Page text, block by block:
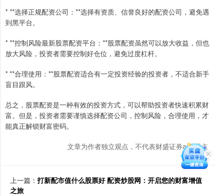
* **选择正规配资公司：**选择有资质、信誉良好的配资公司，避免遇
到黑平台。
* **控制风险最新股票配资平台：**股票配资虽然可以放大收益，但也
放大风险，投资者需要控制好仓位，避免过度杠杆。
* **合理使用：**股票配资适合有一定投资经验的投资者，不适合新手
盲目跟风。
总之，股票配资是一种有效的投资方式，可以帮助投资者快速积累财
富。但是，投资者需要谨慎选择配资公司，控制风险，合理使用，才
能真正解锁财富密码。
文章为作者独立观点，不代表财盛证券app观点
上一篇： 打新配市值什么股票好 配资炒股网：开启您的财富增值
之旅